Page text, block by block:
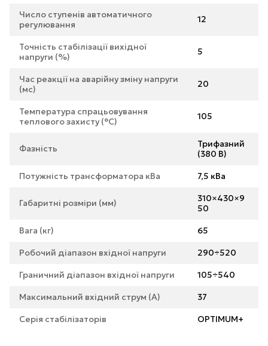
Число ступенів автоматичного
регулювання
12
Точність стабілізації вихідної
напруги (%)
5
Час реакції на аварійну зміну напруги
(мс)
20
Температура спрацьовування
теплового захисту (°С)
105
Фазність
Трифазний
(380 В)
Потужність трансформатора кВа 7,5 кВа
Габаритні розміри (мм)
310×430×9
50
Вага (кг) 65
Робочий діапазон вхідної напруги 290÷520
Граничний діапазон вхідної напруги 105÷540
Максимальний вхідний струм (А) 37
Серія стабілізаторів OPTIMUM+